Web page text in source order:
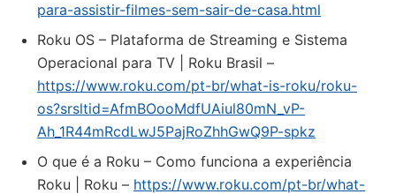
para-assistir-filmes-sem-sair-de-casa.html
Roku OS – Plataforma de Streaming e Sistema
Operacional para TV | Roku Brasil –
https://www.roku.com/pt-br/what-is-roku/roku-
os?srsltid=AfmBOooMdfUAiul80mN_vP-
Ah_1R44mRcdLwJ5PajRoZhhGwQ9P-spkz
O que é a Roku – Como funciona a experiência
Roku | Roku – https://www.roku.com/pt-br/what-